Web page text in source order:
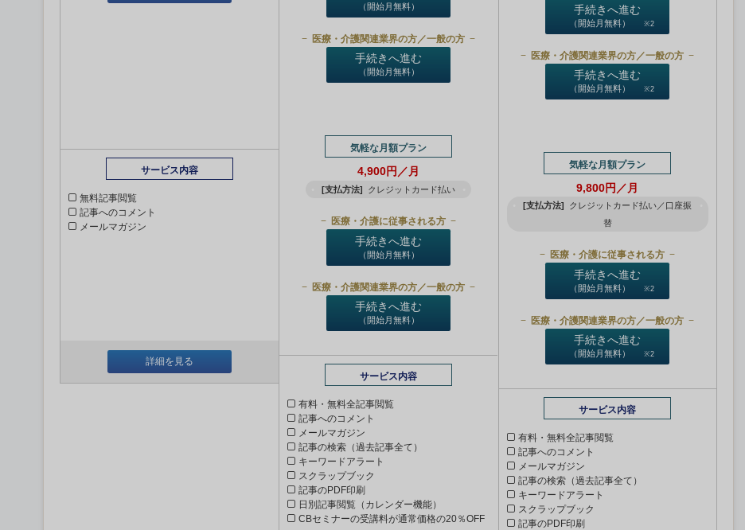
サービス内容
無料記事閲覧
記事へのコメント
メールマガジン
詳細を見る
（開始月無料）
医療・介護関連業界の方／一般の方
手続きへ進む
（開始月無料）
気軽な月額プラン
4,900円／月
[支払方法] クレジットカード払い
医療・介護に従事される方
手続きへ進む
（開始月無料）
医療・介護関連業界の方／一般の方
手続きへ進む
（開始月無料）
サービス内容
有料・無料全記事閲覧
記事へのコメント
メールマガジン
記事の検索（過去記事全て）
キーワードアラート
スクラップブック
記事のPDF印刷
日別記事閲覧（カレンダー機能）
CBセミナーの受講料が通常価格の20％OFF
手続きへ進む
（開始月無料） ※2
医療・介護関連業界の方／一般の方
手続きへ進む
（開始月無料） ※2
気軽な月額プラン
9,800円／月
[支払方法]
クレジットカード払い／口座振
替
医療・介護に従事される方
手続きへ進む
（開始月無料） ※2
医療・介護関連業界の方／一般の方
手続きへ進む
（開始月無料） ※2
サービス内容
有料・無料全記事閲覧
記事へのコメント
メールマガジン
記事の検索（過去記事全て）
キーワードアラート
スクラップブック
記事のPDF印刷